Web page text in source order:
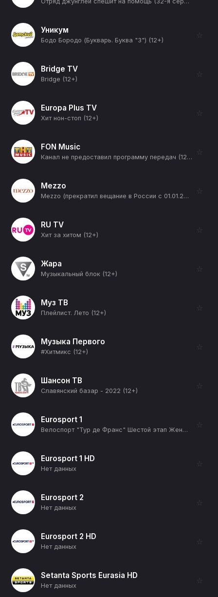
Уникум
Бодо Бородо (Букварь. Буква "З") (12+)
☆
Bridge TV
Bridge (12+)
☆
Europa Plus TV
Хит нон-стоп (12+)
☆
FON Music
Канал не предоставил программу передач (12+)
☆
Mezzo
Mezzo (прекратил вещание в России с 01.01.2026) (12+)
☆
RU TV
Хит за хитом (12+)
☆
Жара
Музыкальный блок (12+)
☆
Муз ТВ
Плейлист. Лето (12+)
☆
Музыка Первого
#Хитмикс (12+)
☆
Шансон ТВ
Славянский базар - 2022 (12+)
☆
Eurosport 1
Велоспорт "Тур де Франс" Шестой этап Женщины (12+)
☆
Eurosport 1 HD
Нет данных
☆
Eurosport 2
Нет данных
☆
Eurosport 2 HD
Нет данных
☆
Setanta Sports Eurasia HD
Нет данных
☆